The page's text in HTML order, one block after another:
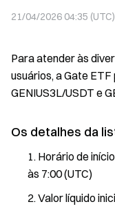
21/04/2026 04:35 (UTC)
Para atender às
usuários, a Gate
GENIUS3L/USDT e
Os detalhes da
Horário de
às 7:00 (UTC)
Valor líquido